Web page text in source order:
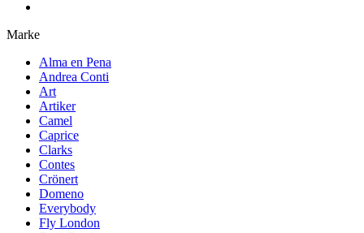
Marke
Alma en Pena
Andrea Conti
Art
Artiker
Camel
Caprice
Clarks
Contes
Crönert
Domeno
Everybody
Fly London